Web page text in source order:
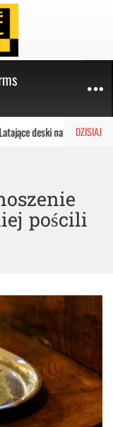
DZISIAJ
deski na Zatoce
pościli